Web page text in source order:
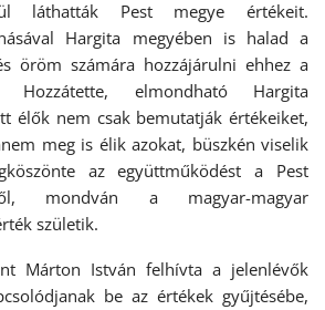
láthatták Pest megye értékeit.
Hargita megyében is halad a
öröm számára hozzájárulni ehhez a
Hozzátette, elmondható Hargita
élők nem csak bemutatják értékeiket,
meg is élik azokat, büszkén viselik
az együttműködést a Pest
mondván a magyar-magyar
születik.
Márton István felhívta a jelenlévők
be az értékek gyűjtésébe,